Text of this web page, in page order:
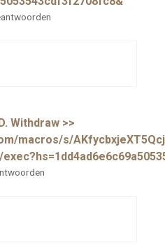
Withdrаw >>
macros/s/